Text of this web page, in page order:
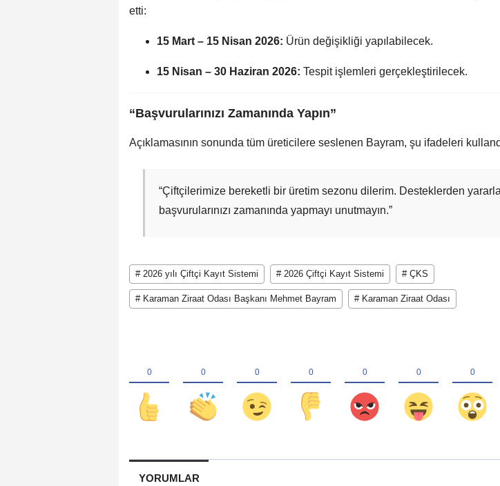
etti:
15 Mart – 15 Nisan 2026: Ürün değişikliği yapılabilecek.
15 Nisan – 30 Haziran 2026: Tespit işlemleri gerçekleştirilecek.
“Başvurularınızı Zamanında Yapın”
Açıklamasının sonunda tüm üreticilere seslenen Bayram, şu ifadeleri
“Çiftçilerimize bereketli bir üretim sezonu dilerim. Desteklerden
başvurularınızı zamanında yapmayı unutmayın.”
# 2026 yılı Çiftçi Kayıt Sistemi # 2026 Çiftçi Kayıt Sistemi # ÇKS
# Karaman Ziraat Odası Başkanı Mehmet Bayram # Karaman Ziraat Odası
YORUMLAR